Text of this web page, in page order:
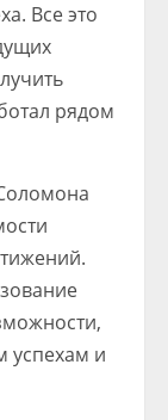
Все это
рядом
успехам и